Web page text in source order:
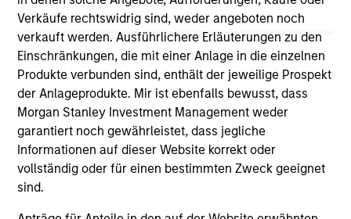
Verkäufe rechtswidrig sind, weder angeboten noch
verkauft werden. Ausführlichere Erläuterungen zu den
Einschränkungen, die mit einer Anlage in die einzelnen
Produkte verbunden sind, enthält der jeweilige Prospekt
der Anlageprodukte. Mir ist ebenfalls bewusst, dass
Morgan Stanley Investment Management weder
garantiert noch gewährleistet, dass jegliche
Informationen auf dieser Website korrekt oder
vollständig oder für einen bestimmten Zweck geeignet
sind.
Morgan Stanley